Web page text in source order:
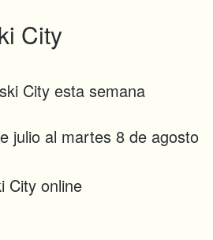
City
City esta semana
julio al martes 8 de agosto
City online